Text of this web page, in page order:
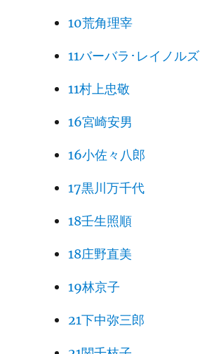
10荒角理宰
11バーバラ･レイノルズ
11村上忠敬
16宮崎安男
16小佐々八郎
17黒川万千代
18壬生照順
18庄野直美
19林京子
21下中弥三郎